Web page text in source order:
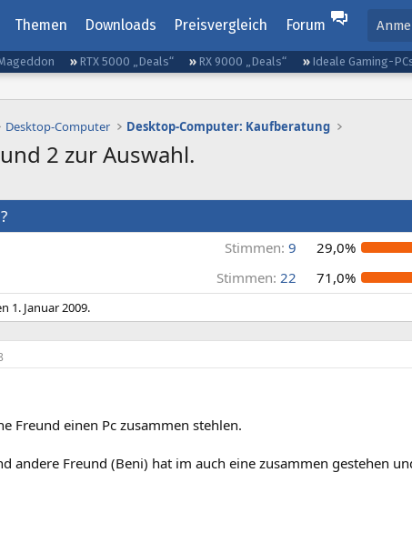
Themen Downloads Preisvergleich Forum
RTX 5000 „Deals“ RX 9000 „Deals“ Ideale Gaming-
Desktop-Computer Desktop-Computer: Kaufberatung
2 zur Auswahl.
Stimmen: 9
29,0%
Stimmen: 22 71,0%
1. Januar 2009.
Freund einen Pc zusammen stehlen.
andere Freund (Beni) hat im auch eine zusammen gestehen